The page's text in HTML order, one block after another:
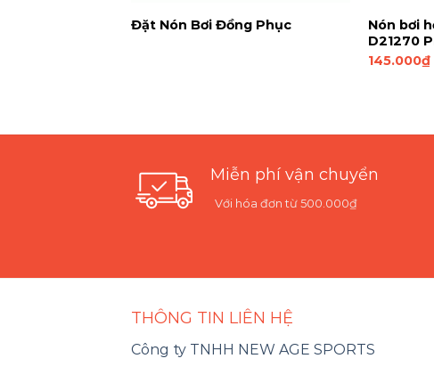
Đặt Nón Bơi Đồng Phục
Nón bơi
D21270
145.000₫
Miễn phí vận chuyển
Với hóa đơn từ 500.000₫
THÔNG TIN LIÊN HỆ
Công ty TNHH NEW AGE SPORTS